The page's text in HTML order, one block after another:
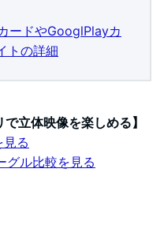
ードやGooglPlayカ
トの詳細
立体映像を楽しめる】
る
グル比較を見る